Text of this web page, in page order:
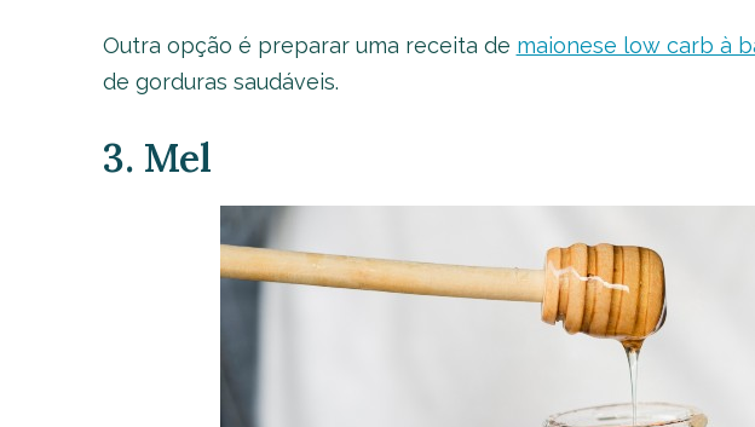
Outra opção é preparar uma receita de maionese low carb à
de gorduras saudáveis.
3. Mel